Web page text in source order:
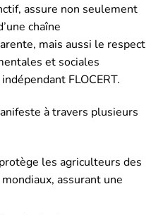
assure non seulement
chaîne
mais aussi le respect
et sociales
FLOCERT.
à travers plusieurs
les agriculteurs des
assurant une